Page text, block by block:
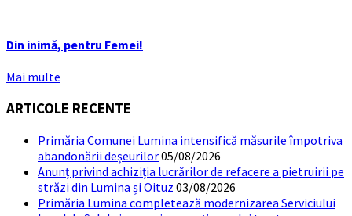
Din inimă, pentru Femei!
Mai multe
ARTICOLE RECENTE
Primăria Comunei Lumina intensifică măsurile împotriva
abandonării deșeurilor05/08/2026
Anunț privind achiziția lucrărilor de refacere a pietruirii pe
străzi din Lumina și Oituz 03/08/2026
Primăria Lumina completează modernizarea Serviciului